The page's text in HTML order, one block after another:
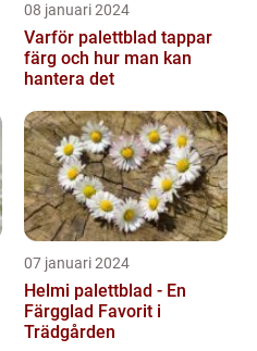
08 januari 2024
Varför palettblad tappar
färg och hur man kan
hantera det
07 januari 2024
Helmi palettblad - En
Färgglad Favorit i
Trädgården